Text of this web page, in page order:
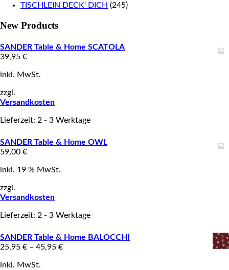
TISCHLEIN DECK‘ DICH (245)
New Products
SANDER Table & Home SCATOLA
39,95 €
inkl. MwSt.
zzgl.
Versandkosten
Lieferzeit: 2 - 3 Werktage
SANDER Table & Home OWL
59,00 €
inkl. 19 % MwSt.
zzgl.
Versandkosten
Lieferzeit: 2 - 3 Werktage
SANDER Table & Home BALOCCHI
25,95 € – 45,95 €
inkl. MwSt.